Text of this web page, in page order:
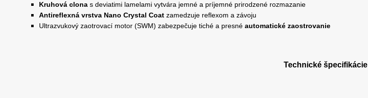
Kruhová clona s deviatimi lamelami vytvára jemné a príjemné prirodzené rozmazanie
Antireflexná vrstva Nano Crystal Coat zamedzuje reflexom a závoju
Ultrazvukový zaotrovací motor (SWM) zabezpečuje tiché a presné automatické zaostrovanie
Technické špecifikácie